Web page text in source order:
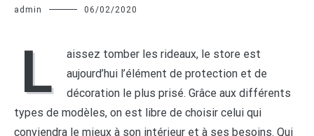
admin 06/02/2020
L
aissez tomber les rideaux, le store est
aujourd’hui l’élément de protection et de
décoration le plus prisé. Grâce aux différents
types de modèles, on est libre de choisir celui qui
conviendra le mieux à son intérieur et à ses besoins. Qui